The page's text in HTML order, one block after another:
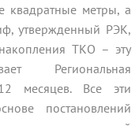
квадратные метры, а
утвержденный РЭК,
ТКО – эту
Региональная
месяцев. Все эти
постановлений